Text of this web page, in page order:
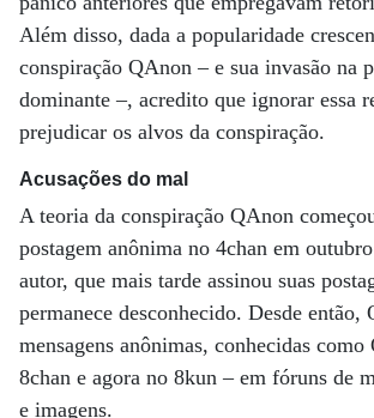
Além disso, dada a popularidade
conspiração QAnon – e sua invasão na
dominante –, acredito que ignorar essa
prejudicar os alvos da conspiração.
Acusações do mal
A teoria da conspiração QAnon
postagem anônima no 4chan em
autor, que mais tarde assinou suas
permanece desconhecido. Desde então,
mensagens anônimas, conhecidas como
8chan e agora no 8kun – em fóruns de
e imagens.